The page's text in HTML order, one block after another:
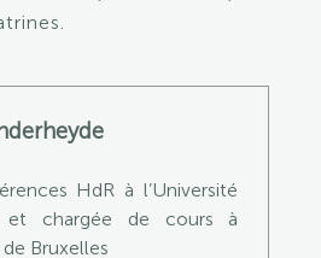
HdR à l’Université
et chargée de cours à
Bruxelles